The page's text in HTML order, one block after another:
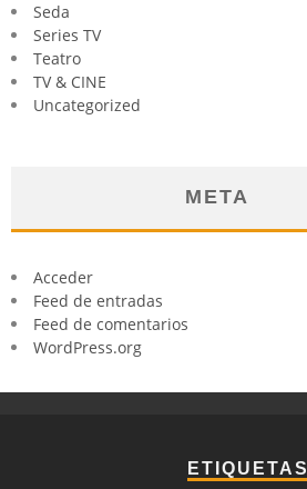
Seda
Series TV
Teatro
TV & CINE
Uncategorized
META
Acceder
Feed de entradas
Feed de comentarios
WordPress.org
ETIQUETAS